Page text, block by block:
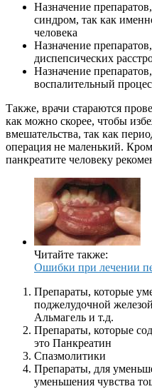
Назначение
синдром, так как
человека
Назначение
диспепсических
Назначение
воспалительный
Также, врачи стараются
как можно скорее, чтобы
вмешательства, так как
операция не маленький.
панкреатите человеку
Читайте также:
Ошибки при лечении
Препараты, которые
поджелудочной
Альмагель и т.д.
Препараты, которые
это Панкреатин
Спазмолитики
Препараты, для
уменьшения чувства